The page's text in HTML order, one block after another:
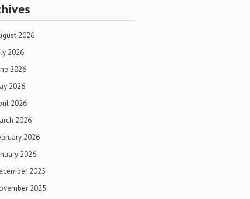
2026
2026
2026
2026
2026
2026
2026
2026
2025
2025